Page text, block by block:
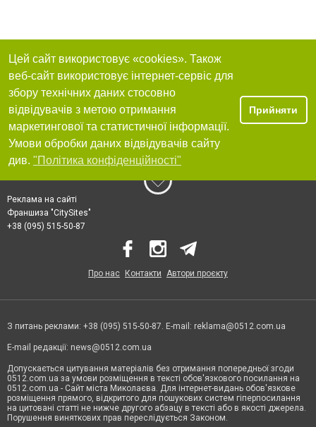
Цей сайт використовує «cookies». Також
веб-сайт використовує інтернет-сервіс для
збору технічних даних стосовно
відвідувачів з метою отримання
маркетингової та статистичної інформації.
Умови обробки даних відвідувачів сайту
див. "Політика конфіденційності"
Прийняти
Реклама на сайті
Франшиза "CitySites"
+38 (095) 515-50-87
Про нас Контакти Автори проєкту
З питань реклами: +38 (095) 515-50-87. E-mail: reklama@0512.com.ua
E-mail редакції: news@0512.com.ua
Допускається цитування матеріалів без отримання попередньої згоди
0512.com.ua за умови розміщення в тексті обов'язкового посилання на
0512.com.ua - Сайт міста Миколаєва. Для інтернет-видань обов'язкове
розміщення прямого, відкритого для пошукових систем гіперпосилання
на цитовані статті не нижче другого абзацу в тексті або в якості джерела.
Порушення виняткових прав переслідується Законом.